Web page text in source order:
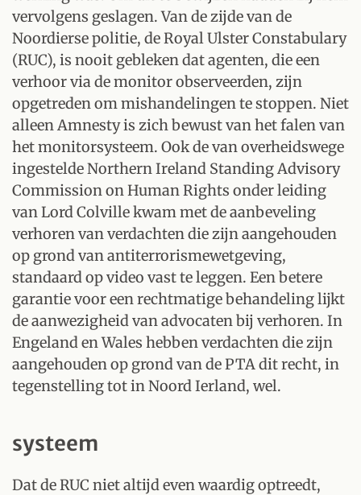
vervolgens geslagen. Van de zijde van de
Noordierse politie, de Royal Ulster Constabulary
(RUC), is nooit gebleken dat agenten, die een
verhoor via de monitor observeerden, zijn
opgetreden om mishandelingen te stoppen. Niet
alleen Amnesty is zich bewust van het falen van
het monitorsysteem. Ook de van overheidswege
ingestelde Northern Ireland Standing Advisory
Commission on Human Rights onder leiding
van Lord Colville kwam met de aanbeveling
verhoren van verdachten die zijn aangehouden
op grond van antiterrorismewetgeving,
standaard op video vast te leggen. Een betere
garantie voor een rechtmatige behandeling lijkt
de aanwezigheid van advocaten bij verhoren. In
Engeland en Wales hebben verdachten die zijn
aangehouden op grond van de PTA dit recht, in
tegenstelling tot in Noord Ierland, wel.
systeem
Dat de RUC niet altijd even waardig optreedt,